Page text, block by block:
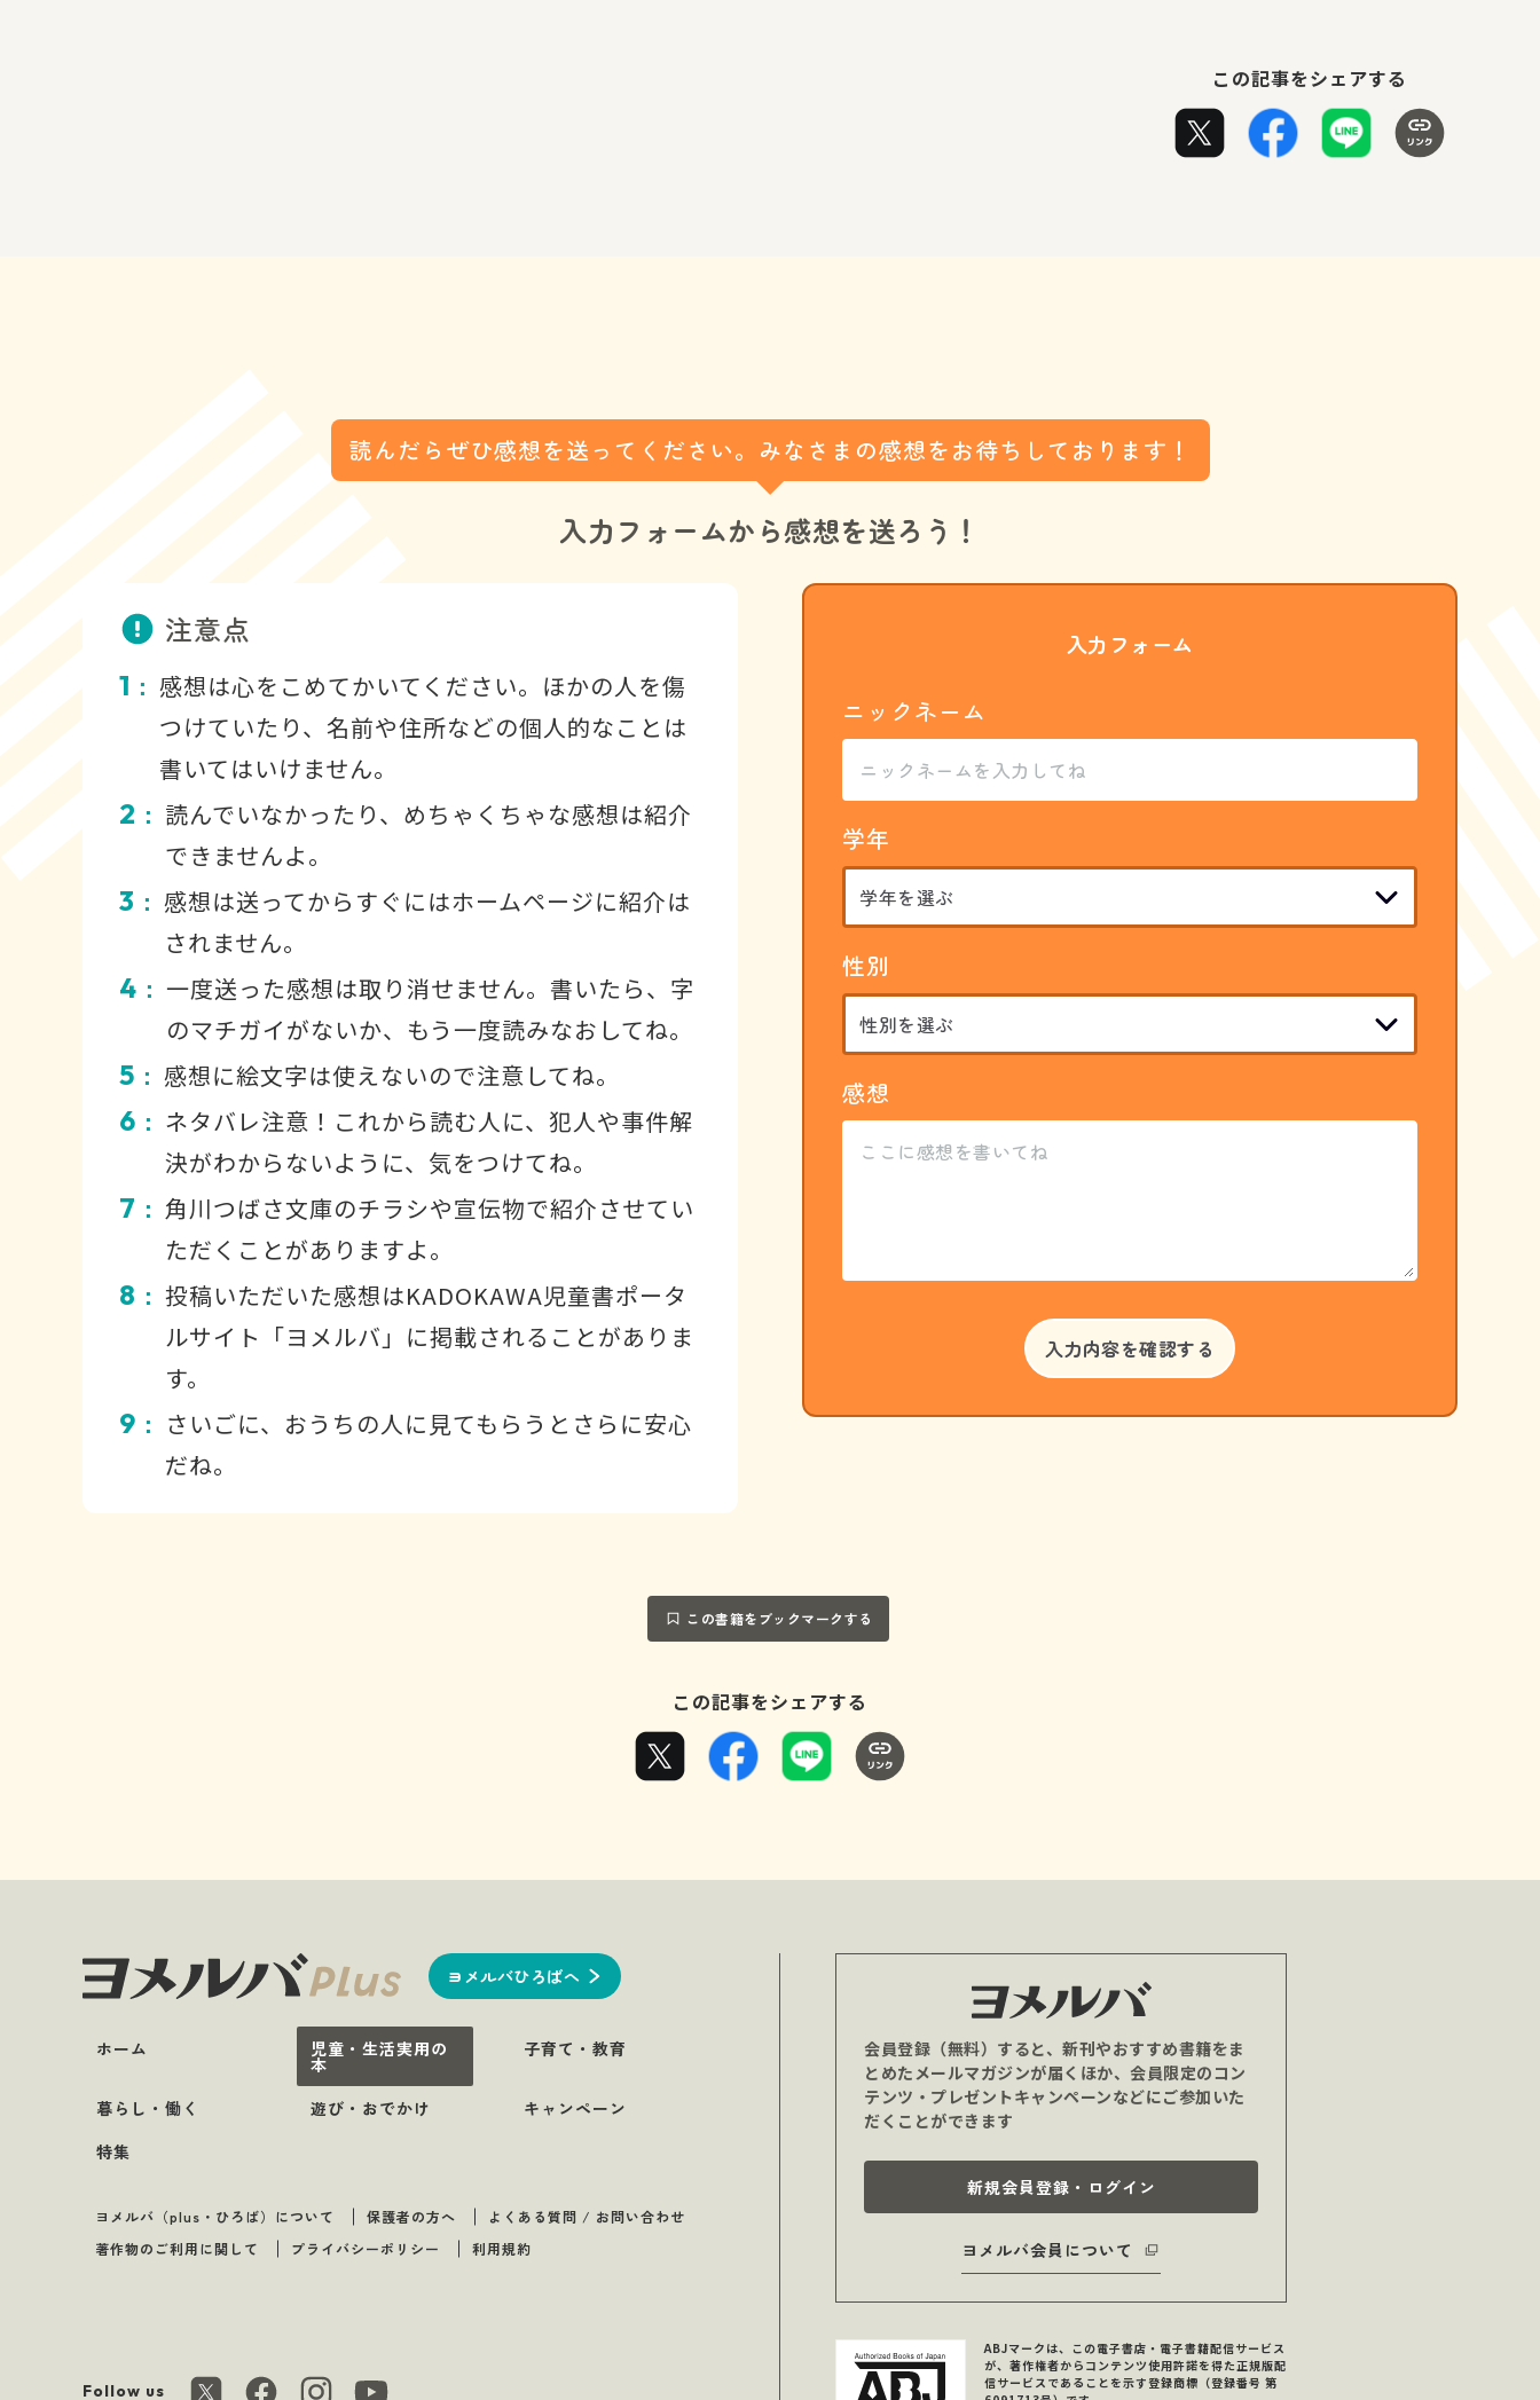
この記事をシェアする
読んだらぜひ感想を送ってください。みなさまの感想をお待ちしております！
入力フォームから感想を送ろう！
注意点
1 ： 感想は心をこめてかいてください。ほかの人を傷
つけていたり、名前や住所などの個人的なことは
書いてはいけません。
2 ： 読んでいなかったり、めちゃくちゃな感想は紹介
できませんよ。
3 ： 感想は送ってからすぐにはホームページに紹介は
されません。
4 ： 一度送った感想は取り消せません。書いたら、字
のマチガイがないか、もう一度読みなおしてね。
5 ： 感想に絵文字は使えないので注意してね。
6 ： ネタバレ注意！これから読む人に、犯人や事件解
決がわからないように、気をつけてね。
7 ： 角川つばさ文庫のチラシや宣伝物で紹介させてい
ただくことがありますよ。
8 ： 投稿いただいた感想はKADOKAWA児童書ポータ
ルサイト「ヨメルバ」に掲載されることがありま
す。
9 ：
さいごに、おうちの人に見てもらうとさらに安心
だね。
入力フォーム
ニックネーム
学年
性別
感想
この書籍をブックマークする
この記事をシェアする
ヨメルバひろばへ
ホーム 児童・生活実用の
本
子育て・教育
暮らし・働く 遊び・おでかけ
キャンペーン
特集
ヨメルバ（plus・ひろば）について 保護者の方へ
よくある質問 / お問い合わせ
著作物のご利用に関して
プライバシーポリシー 利用規約
Follow us
会員登録（無料）すると、新刊やおすすめ書籍をま
とめたメールマガジンが届くほか、会員限定のコン
テンツ・プレゼントキャンペーンなどにご参加いた
だくことができます
新規会員登録・ログイン
ヨメルバ会員について
ABJマークは、この電子書店・電子書籍配信サービス
が、著作権者からコンテンツ使用許諾を得た正規版配
信サービスであることを示す登録商標（登録番号 第